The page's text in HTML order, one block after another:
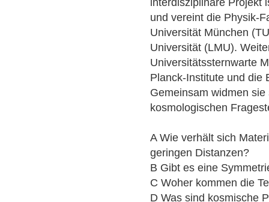
interdisziplinäre Projekt
und vereint die Physik-
Universität München
Universität (LMU).
Universitätssternwarte
Planck-Institute und die
Gemeinsam widmen
kosmologischen
A Wie verhält sich
geringen Distanzen?
B Gibt es eine
C Woher kommen die
D Was sind kosmische